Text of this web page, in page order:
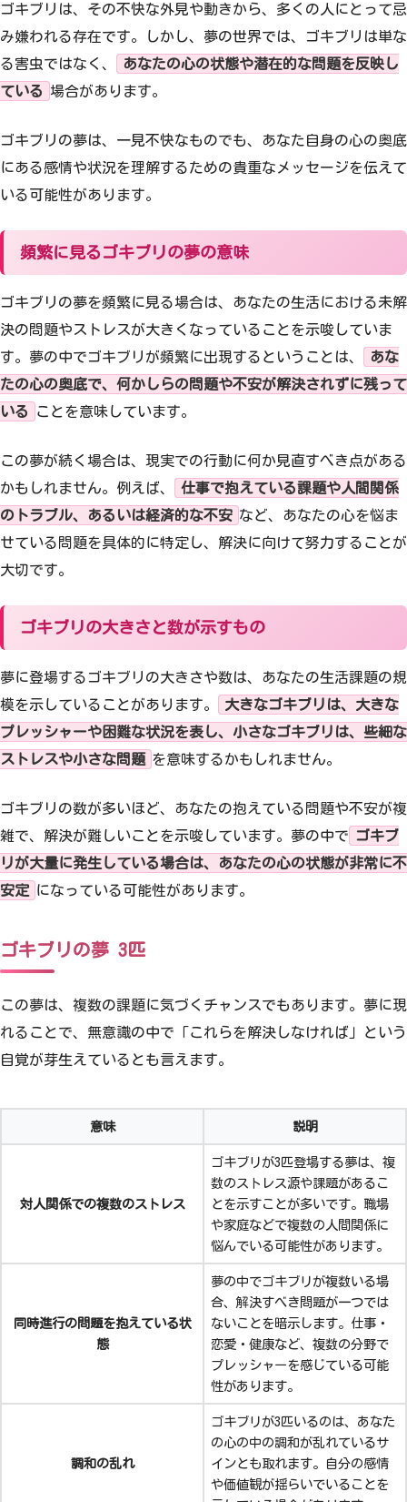
ゴキブリは、その不快な外見や動きから、多くの人にとって忌
み嫌われる存在です。しかし、夢の世界では、ゴキブリは単な
る害虫ではなく、
あなたの心の状態や潜在的な問題を反映し
ている 場合があります。
ゴキブリの夢は、一見不快なものでも、あなた自身の心の奥底
にある感情や状況を理解するための貴重なメッセージを伝えて
いる可能性があります。
頻繁に見るゴキブリの夢の意味
ゴキブリの夢を頻繁に見る場合は、あなたの生活における未解
決の問題やストレスが大きくなっていることを示唆していま
す。夢の中でゴキブリが頻繁に出現するということは、
あな
たの心の奥底で、何かしらの問題や不安が解決されずに残って
いる
ことを意味しています。
この夢が続く場合は、現実での行動に何か見直すべき点がある
かもしれません。例えば、
仕事で抱えている課題や人間関係
のトラブル、あるいは経済的な不安 など、あなたの心を悩ま
せている問題を具体的に特定し、解決に向けて努力することが
大切です。
ゴキブリの大きさと数が示すもの
夢に登場するゴキブリの大きさや数は、あなたの生活課題の規
模を示していることがあります。
大きなゴキブリは、大きな
プレッシャーや困難な状況を表し、小さなゴキブリは、些細な
ストレスや小さな問題 を意味するかもしれません。
ゴキブリの数が多いほど、あなたの抱えている問題や不安が複
雑で、解決が難しいことを示唆しています。夢の中で
ゴキブ
リが大量に発生している場合は、あなたの心の状態が非常に不
安定 になっている可能性があります。
ゴキブリの夢 3匹
この夢は、複数の課題に気づくチャンスでもあります。夢に現
れることで、無意識の中で「これらを解決しなければ」という
自覚が芽生えているとも言えます。
意味 説明
対人関係での複数のストレス
ゴキブリが3匹登場する夢は、複
数のストレス源や課題があるこ
とを示すことが多いです。職場
や家庭などで複数の人間関係に
悩んでいる可能性があります。
同時進行の問題を抱えている状
態
夢の中でゴキブリが複数いる場
合、解決すべき問題が一つでは
ないことを暗示します。仕事・
恋愛・健康など、複数の分野で
プレッシャーを感じている可能
性があります。
調和の乱れ
ゴキブリが3匹いるのは、あなた
の心の中の調和が乱れているサ
インとも取れます。自分の感情
や価値観が揺らいでいることを